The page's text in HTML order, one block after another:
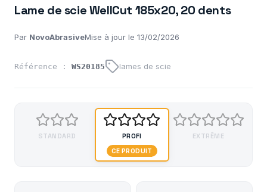
Lame de scie WellCut 185x20, 20 dents
Par NovoAbrasiveMise à jour le 13/02/2026
Référence : WS20185 lames de scie
STANDARD PROFI
CE PRODUIT
EXTRÊME